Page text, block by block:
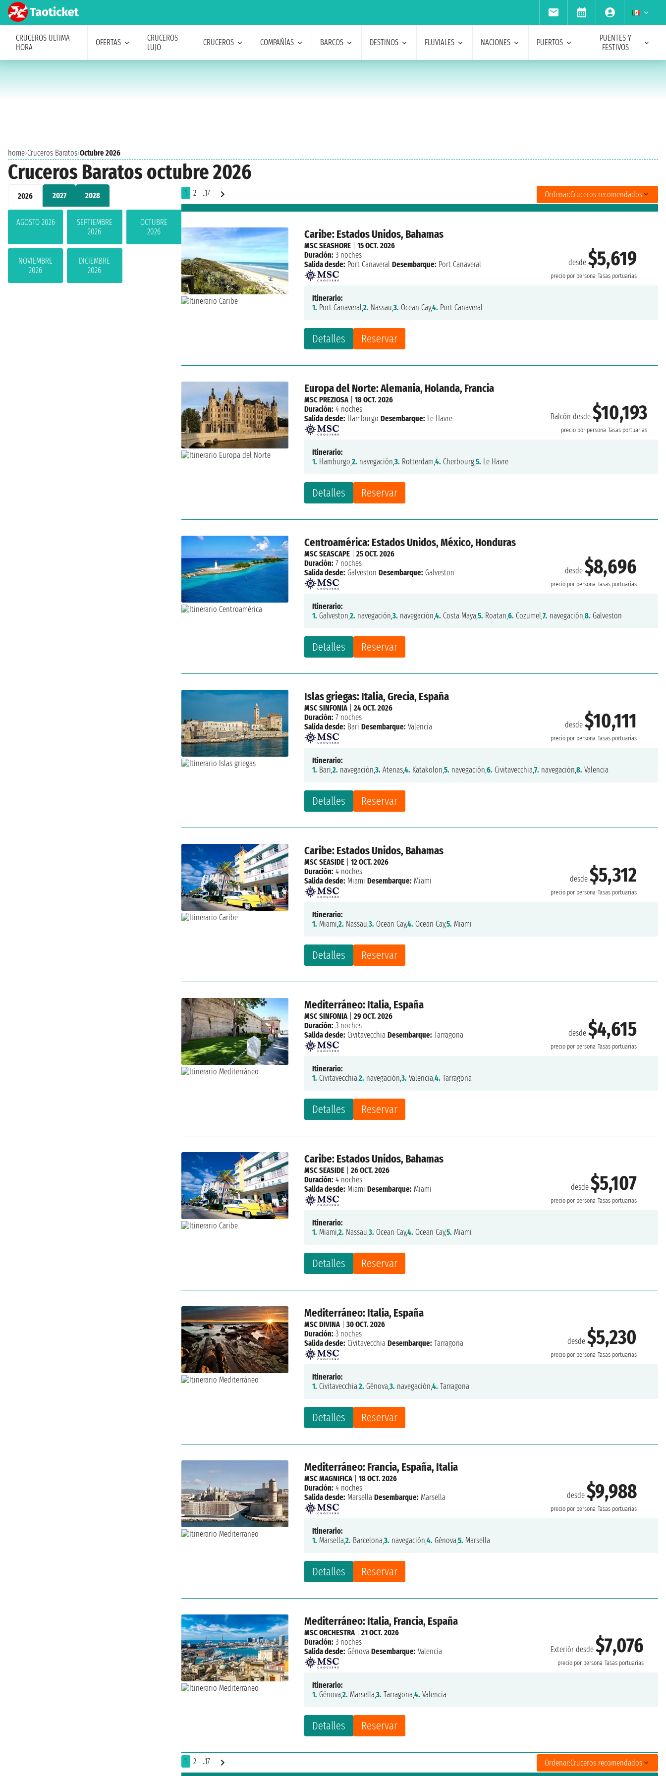
CRUCEROS ULTIMA
HORA
OFERTAS
CRUCEROS
LUJO
CRUCEROS COMPAÑÍAS BARCOS DESTINOS FLUVIALES NACIONES PUERTOS
PUENTES Y
FESTIVOS
home›Cruceros Baratos›Octubre 2026
Cruceros Baratos octubre 2026
2026 2027 2028
AGOSTO 2026
SEPTIEMBRE
2026
OCTUBRE
2026
NOVIEMBRE
2026
DICIEMBRE
2026
1 2 ..17 Ordenar:Cruceros recomendados
Caribe: Estados Unidos, Bahamas
desde$5,619
precio por persona Tasas portuarias
Detalles Reservar
MSC SEASHORE |15 OCT. 2026
Duración: 3 noches
Salida desde: Port Canaveral Desembarque: Port Canaveral
Itinerario:
1. Port Canaveral,2. Nassau,3. Ocean Cay,4. Port Canaveral
Europa del Norte: Alemania, Holanda, Francia
Balcón desde$10,193
precio por persona Tasas portuarias
Detalles Reservar
MSC PREZIOSA|18 OCT. 2026
Duración: 4 noches
Salida desde: Hamburgo Desembarque: Le Havre
Itinerario:
1. Hamburgo,2. navegación,3. Rotterdam,4. Cherbourg,5. Le Havre
Centroamérica: Estados Unidos, México, Honduras
desde$8,696
precio por persona Tasas portuarias
Detalles Reservar
MSC SEASCAPE |25 OCT. 2026
Duración: 7 noches
Salida desde: Galveston Desembarque: Galveston
Itinerario:
1. Galveston,2. navegación,3. navegación,4. Costa Maya,5. Roatan,6. Cozumel,7. navegación,8. Galveston
Islas griegas: Italia, Grecia, España
desde$10,111
precio por persona Tasas portuarias
Detalles Reservar
MSC SINFONIA|24 OCT. 2026
Duración: 7 noches
Salida desde: Bari Desembarque: Valencia
Itinerario:
1. Bari,2. navegación,3. Atenas,4. Katakolon,5. navegación,6. Civitavecchia,7. navegación,8. Valencia
Caribe: Estados Unidos, Bahamas
desde$5,312
precio por persona Tasas portuarias
Detalles Reservar
MSC SEASIDE |12 OCT. 2026
Duración: 4 noches
Salida desde: Miami Desembarque: Miami
Itinerario:
1. Miami,2. Nassau,3. Ocean Cay,4. Ocean Cay,5. Miami
Mediterráneo: Italia, España
desde$4,615
precio por persona Tasas portuarias
Detalles Reservar
MSC SINFONIA|29 OCT. 2026
Duración: 3 noches
Salida desde: Civitavecchia Desembarque: Tarragona
Itinerario:
1. Civitavecchia,2. navegación,3. Valencia,4. Tarragona
Caribe: Estados Unidos, Bahamas
desde$5,107
precio por persona Tasas portuarias
Detalles Reservar
MSC SEASIDE |26 OCT. 2026
Duración: 4 noches
Salida desde: Miami Desembarque: Miami
Itinerario:
1. Miami,2. Nassau,3. Ocean Cay,4. Ocean Cay,5. Miami
Mediterráneo: Italia, España
desde$5,230
precio por persona Tasas portuarias
Detalles Reservar
MSC DIVINA|30 OCT. 2026
Duración: 3 noches
Salida desde: Civitavecchia Desembarque: Tarragona
Itinerario:
1. Civitavecchia,2. Génova,3. navegación,4. Tarragona
Mediterráneo: Francia, España, Italia
desde$9,988
precio por persona Tasas portuarias
Detalles Reservar
MSC MAGNIFICA|18 OCT. 2026
Duración: 4 noches
Salida desde: Marsella Desembarque: Marsella
Itinerario:
1. Marsella,2. Barcelona,3. navegación,4. Génova,5. Marsella
Mediterráneo: Italia, Francia, España
Exteriór desde$7,076
precio por persona Tasas portuarias
Detalles Reservar
MSC ORCHESTRA|21 OCT. 2026
Duración: 3 noches
Salida desde: Génova Desembarque: Valencia
Itinerario:
1. Génova,2. Marsella,3. Tarragona,4. Valencia
1 2 ..17 Ordenar:Cruceros recomendados